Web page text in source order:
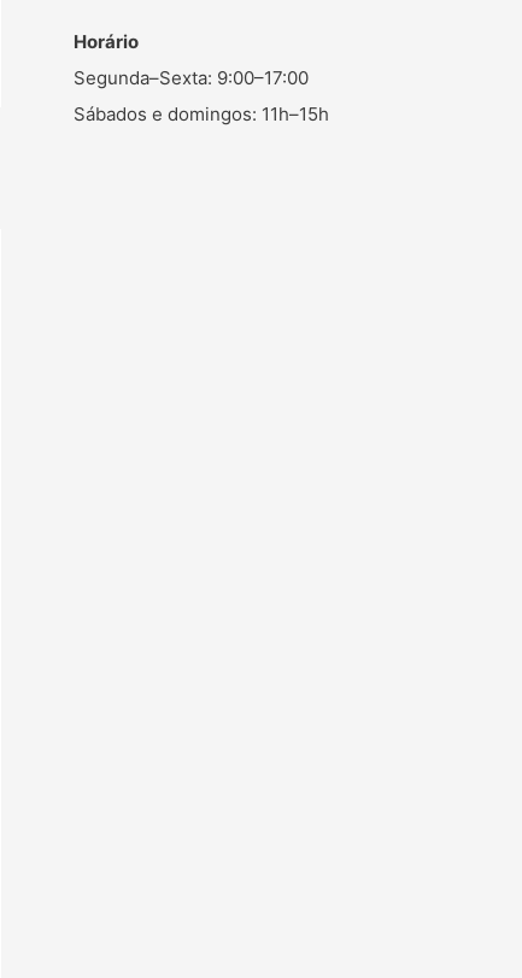
Horário
Segunda–Sexta: 9:00–17:00
Sábados e domingos: 11h–15h